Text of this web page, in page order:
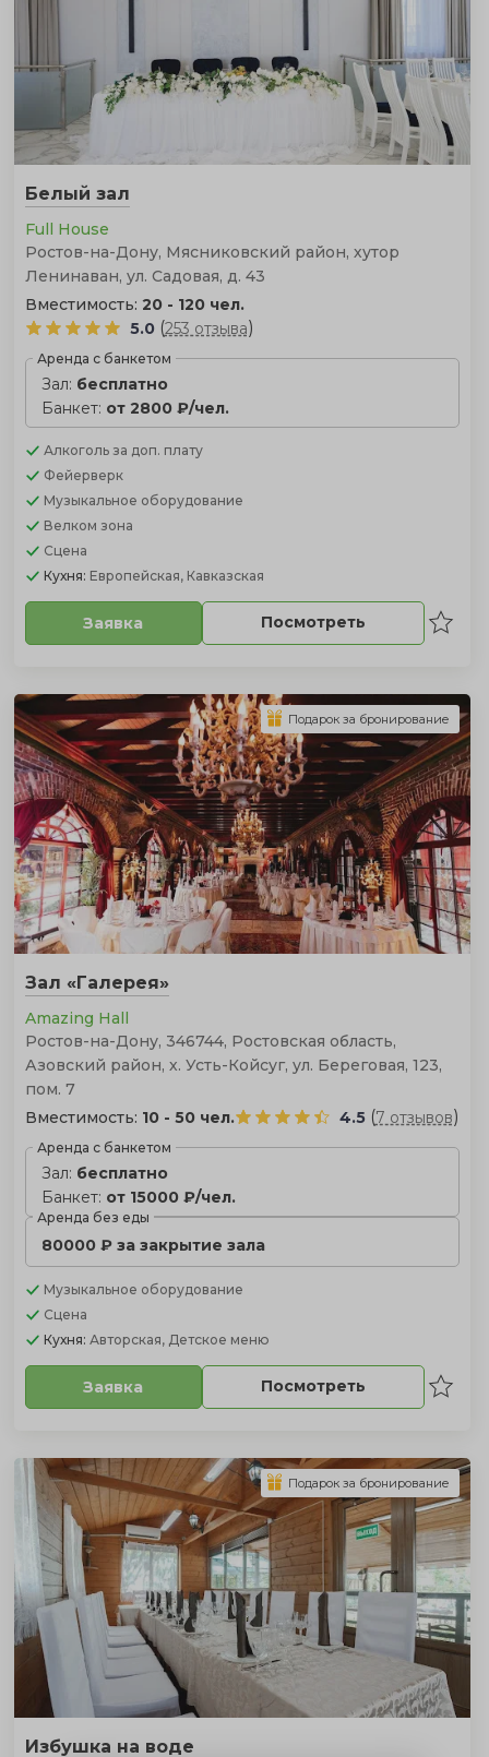
Белый зал
Full House
Ростов-на-Дону, Мясниковский район, хутор
Ленинаван, ул. Садовая, д. 43
Вместимость: 20 - 120 чел.
5.0 (253 отзыва)
Аренда с банкетом
Зал: бесплатно
Банкет: от 2800 ₽/чел.
Алкоголь за доп. плату
Фейерверк
Музыкальное оборудование
Велком зона
Сцена
Кухня: Европейская, Кавказская
Заявка Посмотреть
Зал «Галерея»
Amazing Hall
Ростов-на-Дону, 346744, Ростовская область,
Азовский район, х. Усть-Койсуг, ул. Береговая, 123,
пом. 7
Вместимость: 10 - 50 чел. 4.5 (7 отзывов)
Аренда с банкетом
Зал: бесплатно
Банкет: от 15000 ₽/чел.
Аренда без еды
80000 ₽ за закрытие зала
Музыкальное оборудование
Сцена
Кухня: Авторская, Детское меню
Заявка Посмотреть
Подарок за бронирование
Избушка на воде
Подарок за бронирование